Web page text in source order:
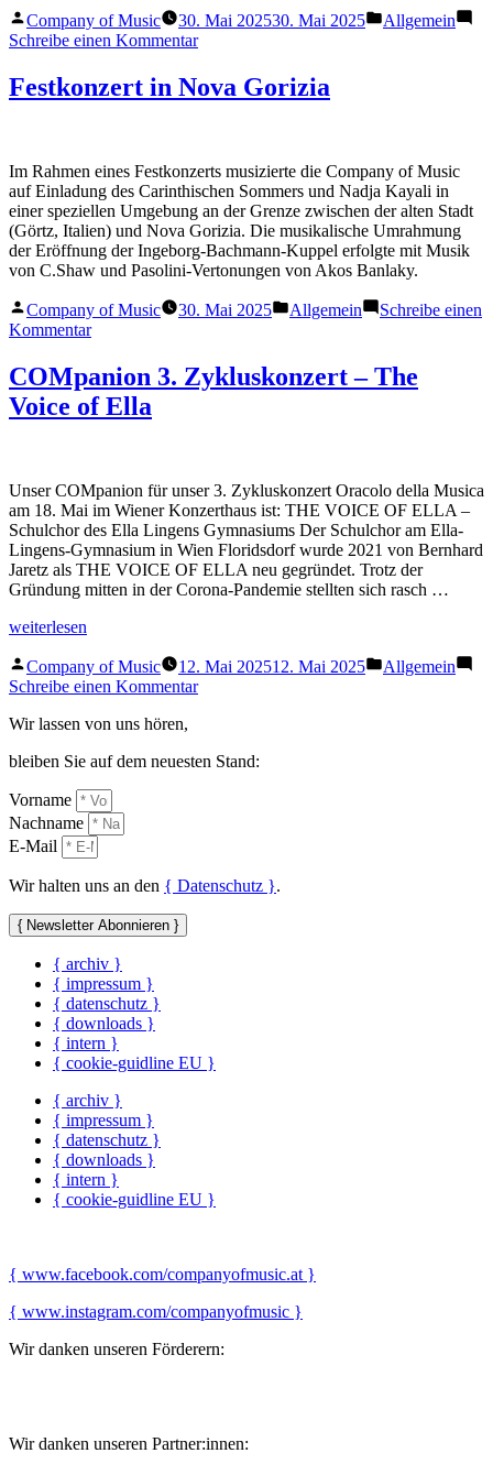
Veröffentlicht
von
Company of Music 30. Mai 202530. Mai 2025
Veröffentlicht
Allgemein
Schreibe einen Kommentarzu
Festkonzert in Nova Gorizia
Im Rahmen eines Festkonzerts musizierte die Company of Music
auf Einladung des Carinthischen Sommers und Nadja Kayali in
einer speziellen Umgebung an der Grenze zwischen der alten Stadt
(Görtz, Italien) und Nova Gorizia. Die musikalische Umrahmung
der Eröffnung der Ingeborg-Bachmann-Kuppel erfolgte mit Musik
von C.Shaw und Pasolini-Vertonungen von Akos Banlaky.
Veröffentlicht
von
Company of Music 30. Mai 2025
Veröffentlicht
Allgemein
Schreibe einen
Kommentarzu
Nova
Gorizia
COMpanion 3. Zykluskonzert – The
Voice of Ella
Unser COMpanion für unser 3. Zykluskonzert Oracolo della Musica
am 18. Mai im Wiener Konzerthaus ist: THE VOICE OF ELLA –
Schulchor des Ella Lingens Gymnasiums Der Schulchor am Ella-
Lingens-Gymnasium in Wien Floridsdorf wurde 2021 von Bernhard
Jaretz als THE VOICE OF ELLA neu gegründet. Trotz der
Gründung mitten in der Corona-Pandemie stellten sich rasch …
„COMpanion
Zykluskonzert
–
Voice
Ella“
weiterlesen
Veröffentlicht
von
Company of Music 12. Mai 202512. Mai 2025
Veröffentlicht
Allgemein
Schreibe einen Kommentarzu
–
Wir lassen von uns hören,
bleiben Sie auf dem neuesten Stand:
Vorname
Nachname
E-Mail
Wir halten uns an den { Datenschutz }.
{ Newsletter Abonnieren }
{ archiv }
{ impressum }
{ datenschutz }
{ downloads }
{ intern }
{ cookie-guidline EU }
{ archiv }
{ impressum }
{ datenschutz }
{ downloads }
{ intern }
{ cookie-guidline EU }
{ www.facebook.com/companyofmusic.at }
{ www.instagram.com/companyofmusic }
Wir danken unseren Förderern:
Wir danken unseren Partner:innen: